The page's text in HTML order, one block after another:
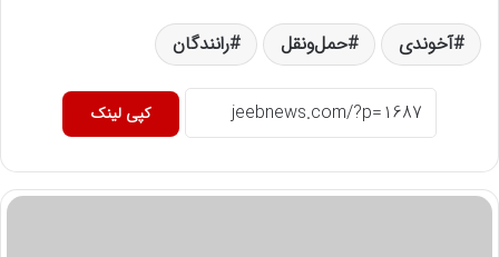
آخوندی حمل‌ونقل رانندگان
کپی لینک